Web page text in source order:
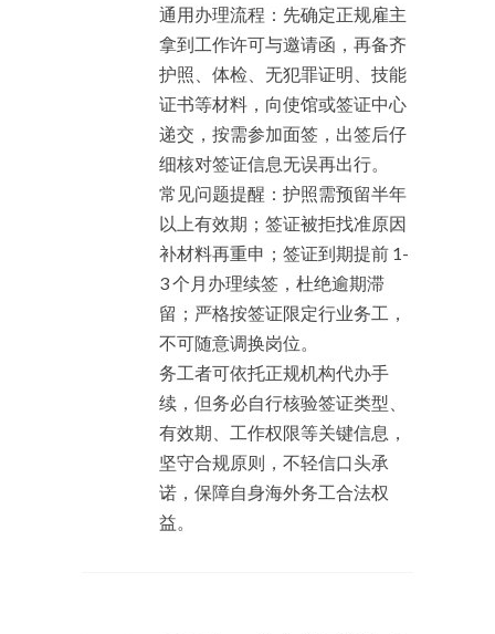
通用办理流程：先确定正规雇主
拿到工作许可与邀请函，再备齐
护照、体检、无犯罪证明、技能
证书等材料，向使馆或签证中心
递交，按需参加面签，出签后仔
细核对签证信息无误再出行。
常见问题提醒：护照需预留半年
以上有效期；签证被拒找准原因
补材料再重申；签证到期提前 1-
3 个月办理续签，杜绝逾期滞
留；严格按签证限定行业务工，
不可随意调换岗位。
务工者可依托正规机构代办手
续，但务必自行核验签证类型、
有效期、工作权限等关键信息，
坚守合规原则，不轻信口头承
诺，保障自身海外务工合法权
益。